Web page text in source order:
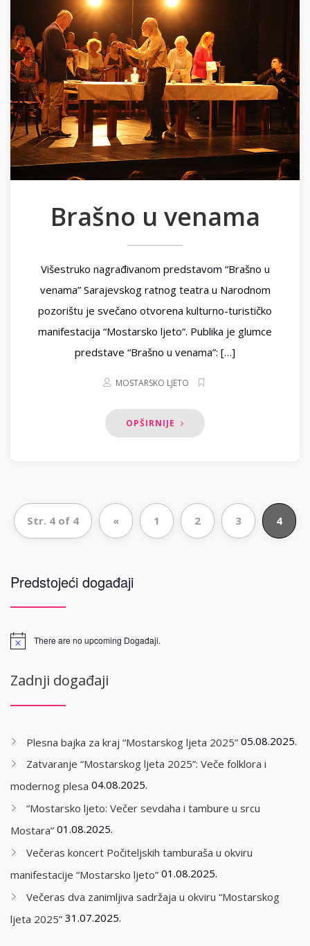
Brašno u venama
Višestruko nagrađivanom predstavom “Brašno u
venama” Sarajevskog ratnog teatra u Narodnom
pozorištu je svečano otvorena kulturno-turističko
manifestacija “Mostarsko ljeto“. Publika je glumce
predstave “Brašno u venama”: […]
MOSTARSKO LJETO
OPŠIRNIJE
Str. 4 of 4 « 1 2 3 4
Predstojeći događaji
There are no upcoming Događaji.
Zadnji događaji
Plesna bajka za kraj “Mostarskog ljeta 2025” 05.08.2025.
Zatvaranje “Mostarskog ljeta 2025”: Veče folklora i
modernog plesa 04.08.2025.
“Mostarsko ljeto: Večer sevdaha i tambure u srcu
Mostara” 01.08.2025.
Večeras koncert Počiteljskih tamburaša u okviru
manifestacije “Mostarsko ljeto” 01.08.2025.
Večeras dva zanimljiva sadržaja u okviru “Mostarskog
ljeta 2025” 31.07.2025.